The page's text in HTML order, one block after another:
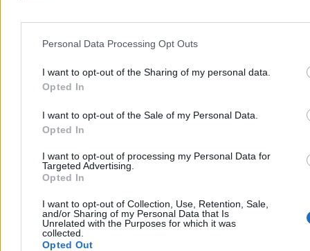
Personal Data Processing Opt Outs
I want to opt-out of the Sharing of my personal data.
Opted In
I want to opt-out of the Sale of my Personal Data.
Opted In
I want to opt-out of processing my Personal Data for
Targeted Advertising.
Opted In
I want to opt-out of Collection, Use, Retention, Sale,
and/or Sharing of my Personal Data that Is
Unrelated with the Purposes for which it was
collected.
Opted Out
Kraj